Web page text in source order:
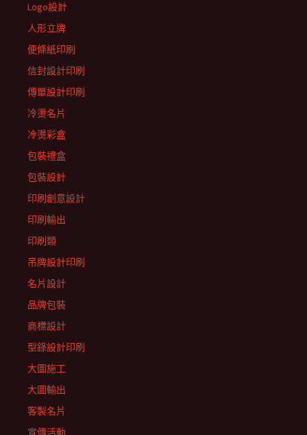
Logo設計
人形立牌
便條紙印刷
信封設計印刷
傳單設計印刷
冷燙名片
冷燙彩盒
包裝禮盒
包裝設計
印刷創意設計
印刷輸出
印刷類
吊牌設計印刷
名片設計
品牌包裝
商標設計
型錄設計印刷
大圖施工
大圖輸出
客製名片
宣傳活動